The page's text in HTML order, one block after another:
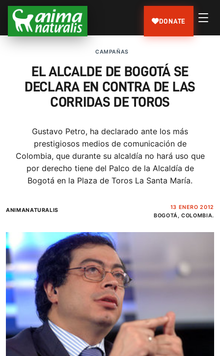
DONATE
CAMPAÑAS
EL ALCALDE DE BOGOTÁ SE
DECLARA EN CONTRA DE LAS
CORRIDAS DE TOROS
Gustavo Petro, ha declarado ante los más
prestigiosos medios de comunicación de
Colombia, que durante su alcaldía no hará uso que
por derecho tiene del Palco de la Alcaldía de
Bogotá en la Plaza de Toros La Santa María.
ANIMANATURALIS
13 ENERO 2012
BOGOTÁ, COLOMBIA.